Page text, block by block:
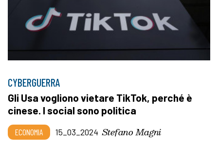
CYBERGUERRA
Gli Usa vogliono vietare TikTok, perché è
cinese. I social sono politica
ECONOMIA 15_03_2024 Stefano Magni